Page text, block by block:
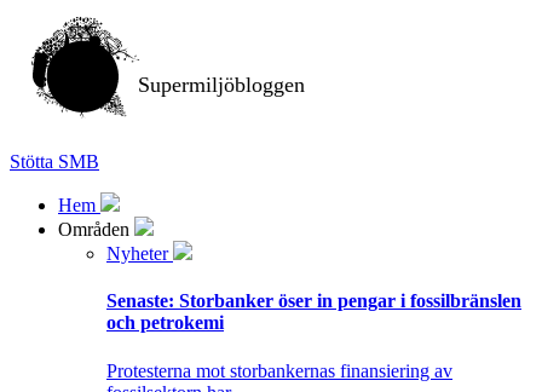
Supermiljöbloggen
Stötta SMB
Hem
Områden
Nyheter
Senaste: Storbanker öser in pengar i fossilbränslen
och petrokemi
Protesterna mot storbankernas finansiering av